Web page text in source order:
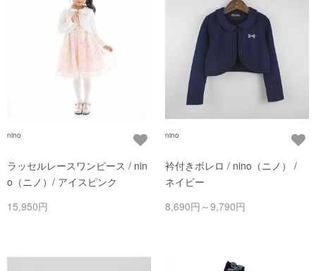
nino
ラッセルレースワンピース / nin
o（ニノ）/ アイスピンク
15,950円
nino
衿付きボレロ / nino（ニノ） /
ネイビー
8,690円～9,790円